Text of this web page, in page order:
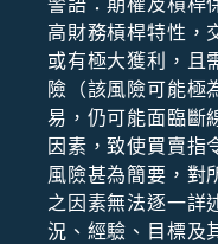
警語：期權及槓桿
⾼財務槓桿特性，
或有極⼤獲利，且
險（該風險可能極
易，仍可能⾯臨斷
因素，致使買賣指
風險甚為簡要，對
之因素無法逐⼀詳
況、經驗、⽬標及